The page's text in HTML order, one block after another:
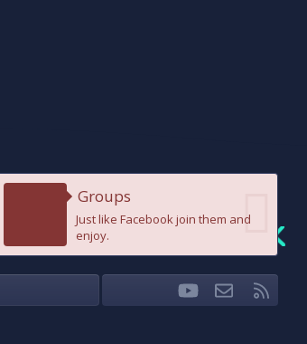
Groups
Just like Facebook join them and
enjoy.
FacebookTwitteryoutubeLiên hệ